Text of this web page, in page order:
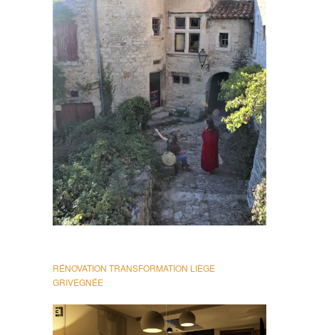
RÉNOVATION TRANSFORMATION LIÈGE
GRIVEGNÉE